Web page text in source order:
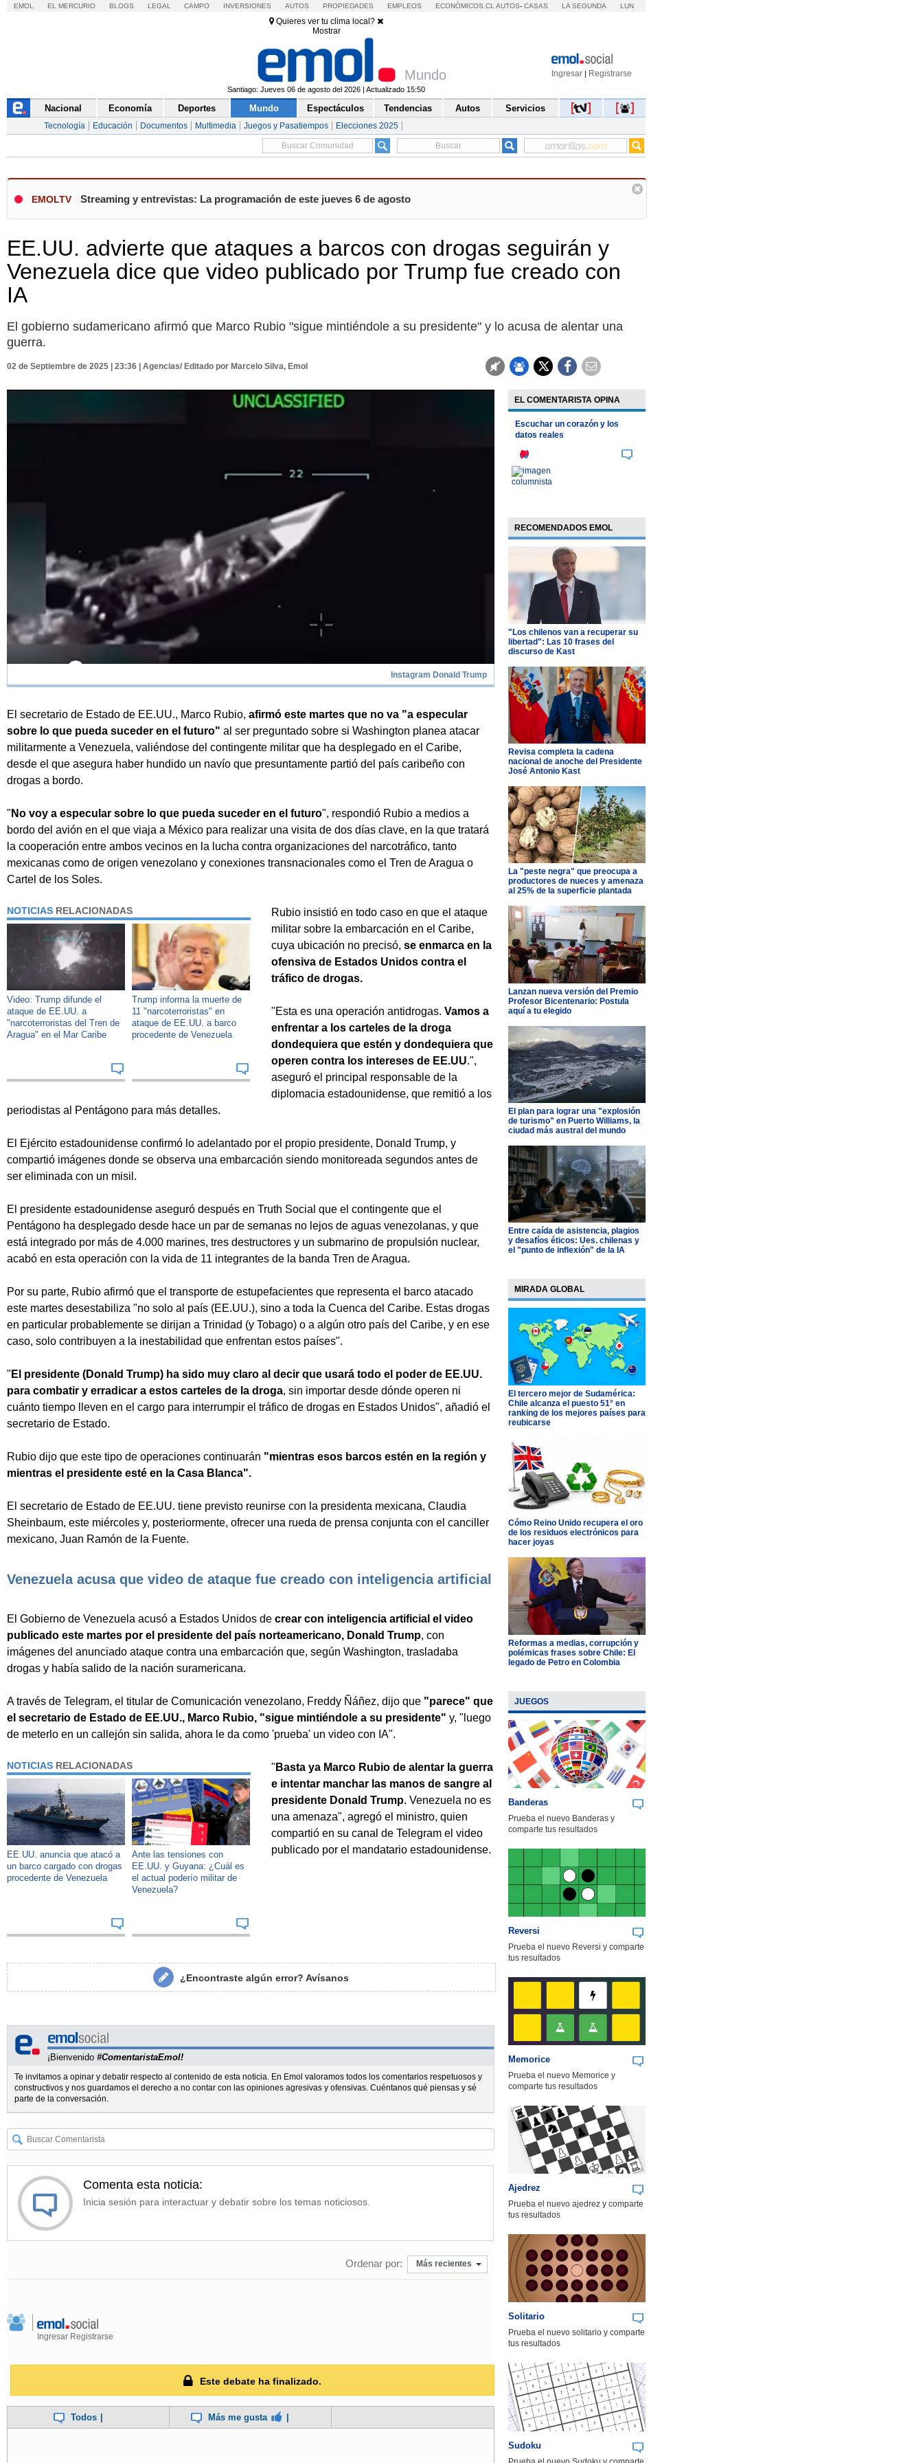
EMOL EL MERCURIO BLOGS LEGAL CAMPO INVERSIONES AUTOS PROPIEDADES EMPLEOS ECONÓMICOS.CL AUTOS- CASAS LA SEGUNDA LUN
Quieres ver tu clima local?
Mostrar
Ingresar | Registrarse
Mundo
Santiago: Jueves 06 de agosto del 2026 | Actualizado 15:50
Nacional Economía Deportes Mundo Espectáculos Tendencias Autos Servicios
Tecnología Educación Documentos Multimedia Juegos y Pasatiempos Elecciones 2025
EMOLTV Streaming y entrevistas: La programación de este jueves 6 de agosto
EE.UU. advierte que ataques a barcos con drogas seguirán y
Venezuela dice que video publicado por Trump fue creado con
IA
El gobierno sudamericano afirmó que Marco Rubio "sigue mintiéndole a su presidente" y lo acusa de alentar una
guerra.
02 de Septiembre de 2025 | 23:36 | Agencias/ Editado por Marcelo Silva, Emol
Instagram Donald Trump
El secretario de Estado de EE.UU., Marco Rubio, afirmó este martes que no va "a especular
sobre lo que pueda suceder en el futuro" al ser preguntado sobre si Washington planea atacar
militarmente a Venezuela, valiéndose del contingente militar que ha desplegado en el Caribe,
desde el que asegura haber hundido un navío que presuntamente partió del país caribeño con
drogas a bordo.
" No voy a especular sobre lo que pueda suceder en el futuro", respondió Rubio a medios a
bordo del avión en el que viaja a México para realizar una visita de dos días clave, en la que tratará
la cooperación entre ambos vecinos en la lucha contra organizaciones del narcotráfico, tanto
mexicanas como de origen venezolano y conexiones transnacionales como el Tren de Aragua o
Cartel de los Soles.
NOTICIAS RELACIONADAS
Video: Trump difunde el
ataque de EE.UU. a
"narcoterroristas del Tren de
Aragua" en el Mar Caribe
Trump informa la muerte de
11 "narcoterroristas" en
ataque de EE.UU. a barco
procedente de Venezuela
Rubio insistió en todo caso en que el ataque
militar sobre la embarcación en el Caribe,
cuya ubicación no precisó, se enmarca en la
ofensiva de Estados Unidos contra el
tráfico de drogas.
"Esta es una operación antidrogas. Vamos a
enfrentar a los carteles de la droga
dondequiera que estén y dondequiera que
operen contra los intereses de EE.UU.",
aseguró el principal responsable de la
diplomacia estadounidense, que remitió a los
periodistas al Pentágono para más detalles.
El Ejército estadounidense confirmó lo adelantado por el propio presidente, Donald Trump, y
compartió imágenes donde se observa una embarcación siendo monitoreada segundos antes de
ser eliminada con un misil.
El presidente estadounidense aseguró después en Truth Social que el contingente que el
Pentágono ha desplegado desde hace un par de semanas no lejos de aguas venezolanas, y que
está integrado por más de 4.000 marines, tres destructores y un submarino de propulsión nuclear,
acabó en esta operación con la vida de 11 integrantes de la banda Tren de Aragua.
Por su parte, Rubio afirmó que el transporte de estupefacientes que representa el barco atacado
este martes desestabiliza "no solo al país (EE.UU.), sino a toda la Cuenca del Caribe. Estas drogas
en particular probablemente se dirijan a Trinidad (y Tobago) o a algún otro país del Caribe, y en ese
caso, solo contribuyen a la inestabilidad que enfrentan estos países".
" El presidente (Donald Trump) ha sido muy claro al decir que usará todo el poder de EE.UU.
para combatir y erradicar a estos carteles de la droga, sin importar desde dónde operen ni
cuánto tiempo lleven en el cargo para interrumpir el tráfico de drogas en Estados Unidos", añadió el
secretario de Estado.
Rubio dijo que este tipo de operaciones continuarán "mientras esos barcos estén en la región y
mientras el presidente esté en la Casa Blanca".
El secretario de Estado de EE.UU. tiene previsto reunirse con la presidenta mexicana, Claudia
Sheinbaum, este miércoles y, posteriormente, ofrecer una rueda de prensa conjunta con el canciller
mexicano, Juan Ramón de la Fuente.
Venezuela acusa que video de ataque fue creado con inteligencia artificial
El Gobierno de Venezuela acusó a Estados Unidos de crear con inteligencia artificial el video
publicado este martes por el presidente del país norteamericano, Donald Trump, con
imágenes del anunciado ataque contra una embarcación que, según Washington, trasladaba
drogas y había salido de la nación suramericana.
A través de Telegram, el titular de Comunicación venezolano, Freddy Ñáñez, dijo que "parece" que
el secretario de Estado de EE.UU., Marco Rubio, "sigue mintiéndole a su presidente" y, "luego
de meterlo en un callejón sin salida, ahora le da como 'prueba' un video con IA".
NOTICIAS RELACIONADAS
EE.UU. anuncia que atacó a
un barco cargado con drogas
procedente de Venezuela
Ante las tensiones con
EE.UU. y Guyana: ¿Cuál es
el actual poderío militar de
Venezuela?
" Basta ya Marco Rubio de alentar la guerra
e intentar manchar las manos de sangre al
presidente Donald Trump. Venezuela no es
una amenaza", agregó el ministro, quien
compartió en su canal de Telegram el video
publicado por el mandatario estadounidense.
¿Encontraste algún error?Avísanos
¡Bienvenido #ComentaristaEmol!
Te invitamos a opinar y debatir respecto al contenido de esta noticia. En Emol valoramos todos los comentarios respetuosos y
constructivos y nos guardamos el derecho a no contar con las opiniones agresivas y ofensivas. Cuéntanos qué piensas y sé
parte de la conversación.
Comenta esta noticia:
Inicia sesión para interactuar y debatir sobre los temas noticiosos.
Ordenar por: Más recientes
Ingresar Registrarse
Este debate ha finalizado.
Todos Más me gusta
EL COMENTARISTA OPINA
Escuchar un corazón y los
datos reales
RECOMENDADOS EMOL
"Los chilenos van a recuperar su
libertad": Las 10 frases del
discurso de Kast
Revisa completa la cadena
nacional de anoche del Presidente
José Antonio Kast
La "peste negra" que preocupa a
productores de nueces y amenaza
al 25% de la superficie plantada
Lanzan nueva versión del Premio
Profesor Bicentenario: Postula
aquí a tu elegido
El plan para lograr una "explosión
de turismo" en Puerto Williams, la
ciudad más austral del mundo
Entre caída de asistencia, plagios
y desafíos éticos: Ues. chilenas y
el "punto de inflexión" de la IA
MIRADA GLOBAL
El tercero mejor de Sudamérica:
Chile alcanza el puesto 51° en
ranking de los mejores países para
reubicarse
Cómo Reino Unido recupera el oro
de los residuos electrónicos para
hacer joyas
Reformas a medias, corrupción y
polémicas frases sobre Chile: El
legado de Petro en Colombia
JUEGOS
Banderas
Prueba el nuevo Banderas y
comparte tus resultados
Reversi
Prueba el nuevo Reversi y comparte
tus resultados
Memorice
Prueba el nuevo Memorice y
comparte tus resultados
Ajedrez
Prueba el nuevo ajedrez y comparte
tus resultados
Solitario
Prueba el nuevo solitario y comparte
tus resultados
Sudoku